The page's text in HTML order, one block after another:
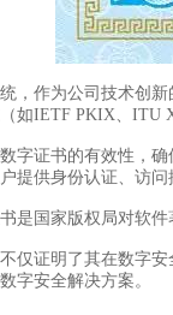
作为公司技术创新
如IETF PKIX、ITU
证书的有效性，确
提供身份认证、访
国家版权局对软件
证明了其在数字安
字安全解决方案。